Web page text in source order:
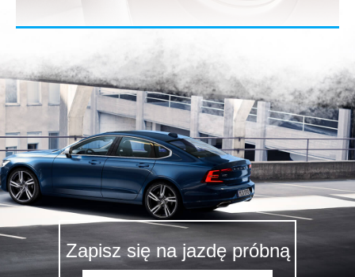
Emiraty Arabskie przyciągają turystów z całego świata. Typowo
turystycznym...
Zapisz się na jazdę próbną